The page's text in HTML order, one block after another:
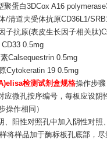
聚蛋白3DCox A16
/清道夫受体抗原CD36L1/
子抗原(表皮生长因子相关肽
0.5mg
Calsequestrin 0.5mg
Cytokeratin 19 0.5mg
检测试剂盒规格操作步骤
应微孔按序编号，每板应设
操作相同）
、阳性对照孔中加入阴性对
将样品加于酶标板孔底部，